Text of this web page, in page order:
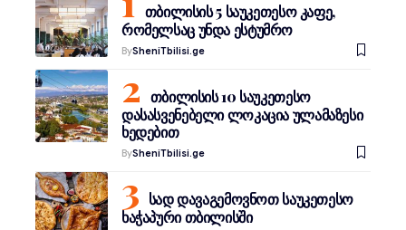
თბილისის 5 საუკეთესო კაფე,
რომელსაც უნდა ესტუმრო
BySheniTbilisi.ge
თბილისის 10 საუკეთესო
დასასვენებელი ლოკაცია ულამაზესი
ხედებით
BySheniTbilisi.ge
სად დავაგემოვნოთ საუკეთესო
ხაჭაპური თბილისში